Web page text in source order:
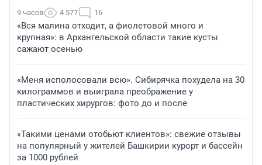
9 часов 4 577 16
«Вся малина отходит, а фиолетовой много и
крупная»: в Архангельской области такие кусты
сажают осенью
«Меня исполосовали всю». Сибирячка похудела на 30
килограммов и выиграла преображение у
пластических хирургов: фото до и после
«Такими ценами отобьют клиентов»: свежие отзывы
на популярный у жителей Башкирии курорт и бассейн
за 1000 рублей